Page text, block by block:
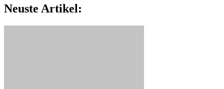
Neuste Artikel: